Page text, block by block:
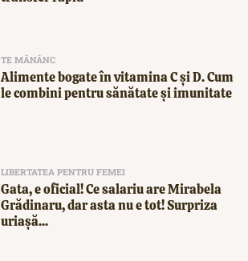
TE MĂNÂNC
Alimente bogate în vitamina C și D. Cum
le combini pentru sănătate și imunitate
LIBERTATEA PENTRU FEMEI
Gata, e oficial! Ce salariu are Mirabela
Grădinaru, dar asta nu e tot! Surpriza
uriașă...